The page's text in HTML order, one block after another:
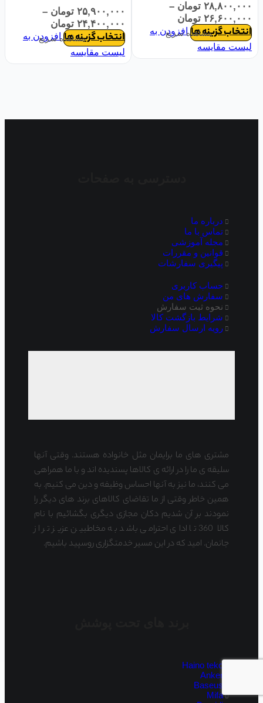
مشاهده سریع
۲۸,۸۰۰,۰۰۰ تومان –
۲۶,۶۰۰,۰۰۰ تومان
انتخاب گزینه ها افزودن به
لیست مقایسه
مشاهده سریع
۲۵,۹۰۰,۰۰۰ تومان –
۲۴,۴۰۰,۰۰۰ تومان
انتخاب گزینه ها افزودن به
لیست مقایسه
درباره ما
تماس با ما
مجله آموزشی
قوانین و مقررات
پیگیری سفارشات
حساب کاربری
سفارش های من
نحوه ثبت سفارش
شرایط بازگشت کالا
رویه ارسال سفارش
مشتری های ما برایمان مثل خانواده هستند. وقتی آنها
سلیقه ی ما را در ارائه ی کالاها پسندیده اند و با ما همراهی
می کنند، ما نیز به آنها احساس وظیفه و دین می کنیم. به
همین خاطر وقتی از ما تقاضای کالاهای برند های دیگر را
نمودند بر آن شدیم دکان مجازی دیگری بگشائیم با نام
کالا 360 تا ادای احترامی باشد به مخاطبین عزیز تر از
جانمان. امید که در این مسیر خدمتگزاری روسپید باشیم.
Haino teko
Anker
Baseus
Mifa